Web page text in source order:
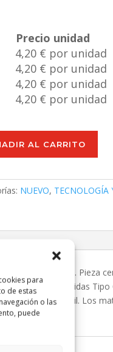
para
de estas
o las
puede
Precio unidad
4,20 € por unidad
4,20 € por unidad
4,20 € por unidad
4,20 € por unidad
AL CARRITO
NUEVO, TECNOLOGÍA
cuero reciclado. Pieza
C y USB; y salidas Tipo
final de su vida útil. Los